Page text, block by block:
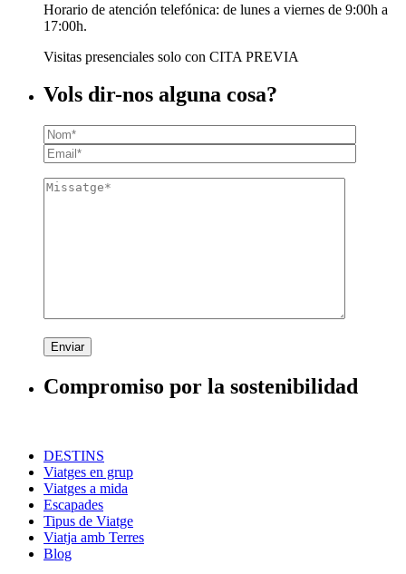
Horario de atención telefónica: de lunes a viernes de 9:00h a
17:00h.
Visitas presenciales solo con CITA PREVIA
Vols dir-nos alguna cosa?
Enviar
Compromiso por la sostenibilidad
DESTINS
Viatges en grup
Viatges a mida
Escapades
Tipus de Viatge
Viatja amb Terres
Blog